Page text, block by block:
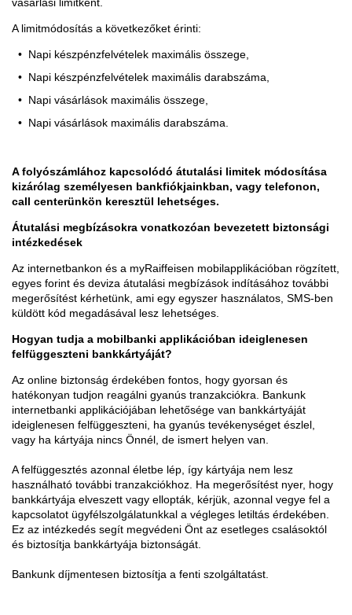
A limitmódosítás a következőket érinti:
Napi készpénzfelvételek maximális összege,
Napi készpénzfelvételek maximális darabszáma,
Napi vásárlások maximális összege,
Napi vásárlások maximális darabszáma.
A folyószámlához kapcsolódó átutalási limitek módosítása
kizárólag személyesen bankfiókjainkban, vagy telefonon,
call centerünkön keresztül lehetséges.
Átutalási megbízásokra vonatkozóan bevezetett biztonsági
intézkedések
Az internetbankon és a myRaiffeisen mobilapplikációban rögzített,
egyes forint és deviza átutalási megbízások indításához további
megerősítést kérhetünk, ami egy egyszer használatos, SMS-ben
küldött kód megadásával lesz lehetséges.
Hogyan tudja a mobilbanki applikációban ideiglenesen
felfüggeszteni bankkártyáját?
Az online biztonság érdekében fontos, hogy gyorsan és
hatékonyan tudjon reagálni gyanús tranzakciókra. Bankunk
internetbanki applikációjában lehetősége van bankkártyáját
ideiglenesen felfüggeszteni, ha gyanús tevékenységet észlel,
vagy ha kártyája nincs Önnél, de ismert helyen van.
A felfüggesztés azonnal életbe lép, így kártyája nem lesz
használható további tranzakciókhoz. Ha megerősítést nyer, hogy
bankkártyája elveszett vagy ellopták, kérjük, azonnal vegye fel a
kapcsolatot ügyfélszolgálatunkkal a végleges letiltás érdekében.
Ez az intézkedés segít megvédeni Önt az esetleges csalásoktól
és biztosítja bankkártyája biztonságát.
Bankunk díjmentesen biztosítja a fenti szolgáltatást.